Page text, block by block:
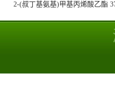
2-(叔丁基氨基)甲基丙烯酸乙酯